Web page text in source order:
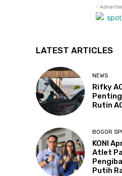
-
LATEST ARTICLES
NEWS
Rifky
Rutin
BOGOR
KONI
Atlet
Putih